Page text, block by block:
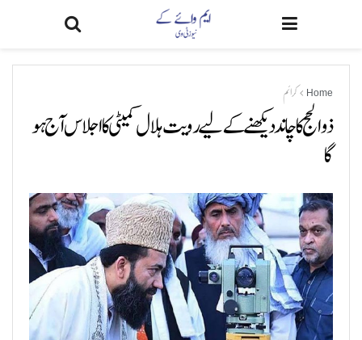
Home کرائم
ذوالحج کا چاند دیکھنے کے لیے رویت ہلال کمیٹی کا اجلاس آج ہو
گا